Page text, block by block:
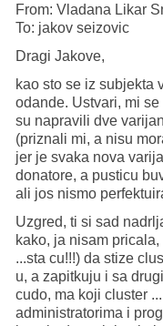
From: Vladana Likar
To: jakov seizovic
Dragi Jakove,
kao sto se iz subjekta
odande. Ustvari, mi
su napravili dve
(priznali mi, a nisu
jer je svaka nova
donatore, a pusticu
ali jos nismo
Uzgred, ti si sad
kako, ja nisam
...sta cu!!!) da stize
u, a zapitkuju i sa
cudo, ma koji cluster
administratorima i